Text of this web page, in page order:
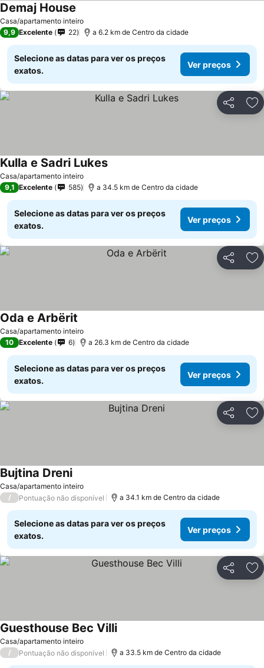
Casa/apartamento inteiro
Demaj House
9,9 Excelente 22 a 6.2 km de Centro da cidade
Selecione as datas para ver os preços
exatos.
Ver preços
Partilhar
Casa/apartamento inteiro
Kulla e Sadri LukesVer preços
9,1 Excelente 585 a 34.5 km de Centro da cidade
Selecione as datas para ver os preços
exatos.
Ver preços
Partilhar
Casa/apartamento inteiro
Oda e Arbërit
10 Excelente 6 a 26.3 km de Centro da cidade
Selecione as datas para ver os preços
exatos.
Ver preços
Partilhar
Casa/apartamento inteiro
Bujtina DreniVer preços
/ Pontuação não disponível a 34.1 km de Centro da cidade
Selecione as datas para ver os preços
exatos.
Ver preços
Partilhar
Casa/apartamento inteiro
Guesthouse Bec VilliVer preços
/ Pontuação não disponível a 33.5 km de Centro da cidade